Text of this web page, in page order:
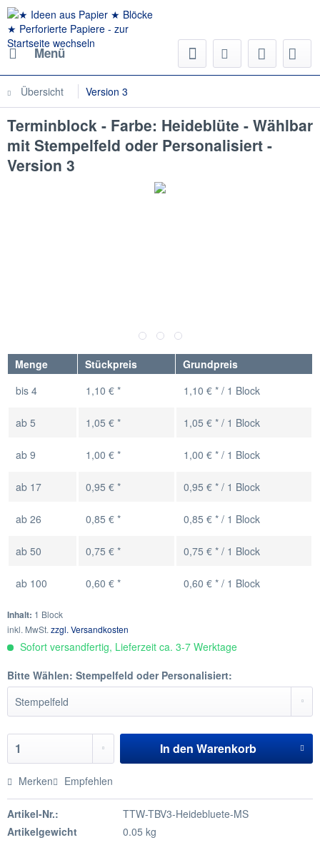
Menü
Übersicht Version 3
Terminblock - Farbe: Heideblüte - Wählbar
mit Stempelfeld oder Personalisiert -
Version 3
Menge Stückpreis
Grundpreis
bis 4 1,10 € * 1,10 € * / 1 Block
ab 5 1,05 € * 1,05 € * / 1 Block
ab 9 1,00 € * 1,00 € * / 1 Block
ab 17 0,95 € * 0,95 € * / 1 Block
ab 26 0,85 € * 0,85 € * / 1 Block
ab 50 0,75 € * 0,75 € * / 1 Block
ab 100 0,60 € * 0,60 € * / 1 Block
Inhalt: 1 Block
inkl. MwSt. zzgl. Versandkosten
Sofort versandfertig, Lieferzeit ca. 3-7 Werktage
Bitte Wählen: Stempelfeld oder Personalisiert:
In den Warenkorb
Merken Empfehlen
Artikel-Nr.:
TTW-TBV3-Heidebluete-MS
Artikelgewicht
0.05 kg